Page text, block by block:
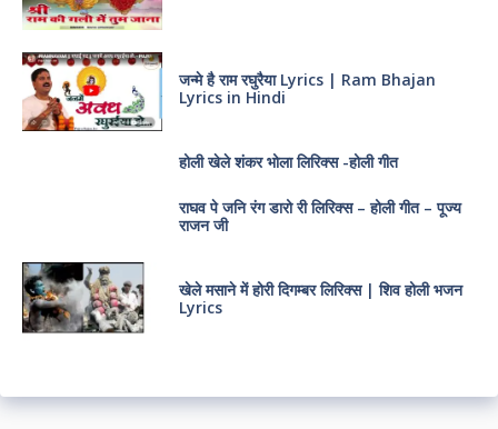
जन्मे है राम रघुरैया Lyrics | Ram Bhajan
Lyrics in Hindi
होली खेले शंकर भोला लिरिक्स -होली गीत
राघव पे जनि रंग डारो री लिरिक्स – होली गीत – पूज्य
राजन जी
खेले मसाने में होरी दिगम्बर लिरिक्स | शिव होली भजन
Lyrics